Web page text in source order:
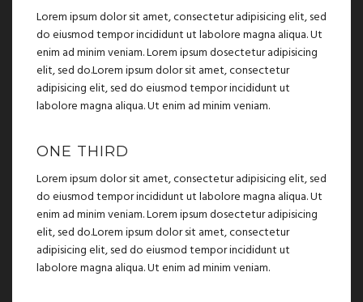
Lorem ipsum dolor sit amet, consectetur adipisicing elit, sed
do eiusmod tempor incididunt ut labolore magna aliqua. Ut
enim ad minim veniam. Lorem ipsum dosectetur adipisicing
elit, sed do.Lorem ipsum dolor sit amet, consectetur
adipisicing elit, sed do eiusmod tempor incididunt ut
labolore magna aliqua. Ut enim ad minim veniam.
ONE THIRD
Lorem ipsum dolor sit amet, consectetur adipisicing elit, sed
do eiusmod tempor incididunt ut labolore magna aliqua. Ut
enim ad minim veniam. Lorem ipsum dosectetur adipisicing
elit, sed do.Lorem ipsum dolor sit amet, consectetur
adipisicing elit, sed do eiusmod tempor incididunt ut
labolore magna aliqua. Ut enim ad minim veniam.